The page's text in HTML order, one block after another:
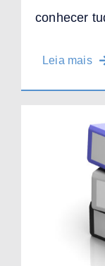
conhecer
Leia mais